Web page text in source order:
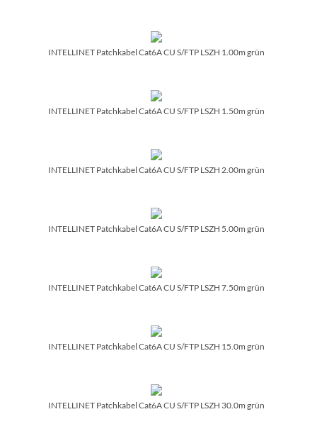
INTELLINET Patchkabel Cat6A CU S/­FTP LSZH 1.00m grün
INTELLINET Patchkabel Cat6A CU S/­FTP LSZH 1.50m grün
INTELLINET Patchkabel Cat6A CU S/­FTP LSZH 2.00m grün
INTELLINET Patchkabel Cat6A CU S/­FTP LSZH 5.00m grün
INTELLINET Patchkabel Cat6A CU S/­FTP LSZH 7.50m grün
INTELLINET Patchkabel Cat6A CU S/­FTP LSZH 15.0m grün
INTELLINET Patchkabel Cat6A CU S/­FTP LSZH 30.0m grün